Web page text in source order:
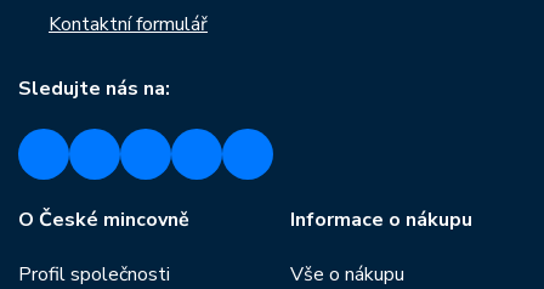
Kontaktní formulář
Sledujte nás na:
O České mincovně
Profil společnosti
Informace o nákupu
Vše o nákupu